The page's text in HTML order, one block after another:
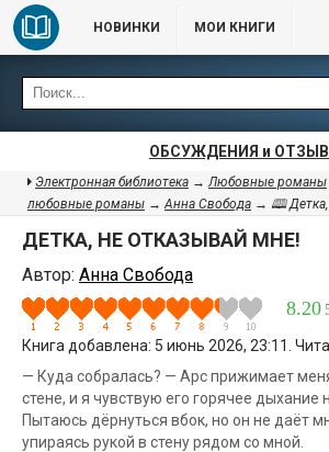
НОВИНКИ МОИ КНИГИ
ОБСУЖДЕНИЯ и
Электронная библиотека →Любовные романы
любовные романы →Анна Свобода → 🕮 Детка,
ДЕТКА, НЕ ОТКАЗЫВАЙ МНЕ!
Автор: Анна Свобода
8.20
Книга добавлена: 5 июнь 2026, 23:11.
— Куда собралась? — Арс прижимает
стене, и я чувствую его горячее дыхание
Пытаюсь дёрнуться вбок, но он не даёт
упираясь рукой в стену рядом со мной.